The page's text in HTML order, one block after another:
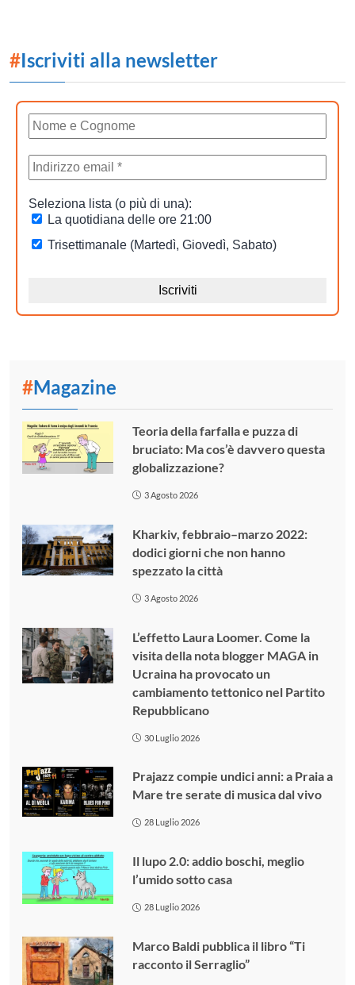
#Iscriviti alla newsletter
#Magazine
Teoria della farfalla e puzza di
bruciato: Ma cos’è davvero questa
globalizzazione?
3 Agosto 2026
Kharkiv, febbraio–marzo 2022:
dodici giorni che non hanno
spezzato la città
3 Agosto 2026
L’effetto Laura Loomer. Come la
visita della nota blogger MAGA in
Ucraina ha provocato un
cambiamento tettonico nel Partito
Repubblicano
30 Luglio 2026
Prajazz compie undici anni: a Praia a
Mare tre serate di musica dal vivo
28 Luglio 2026
Il lupo 2.0: addio boschi, meglio
l’umido sotto casa
28 Luglio 2026
Marco Baldi pubblica il libro “Ti
racconto il Serraglio”